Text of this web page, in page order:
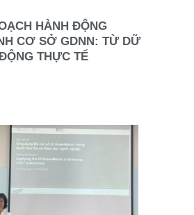
HÀNH ĐỘNG
CƠ SỞ GDNN: TỪ DỮ
THỰC TẾ